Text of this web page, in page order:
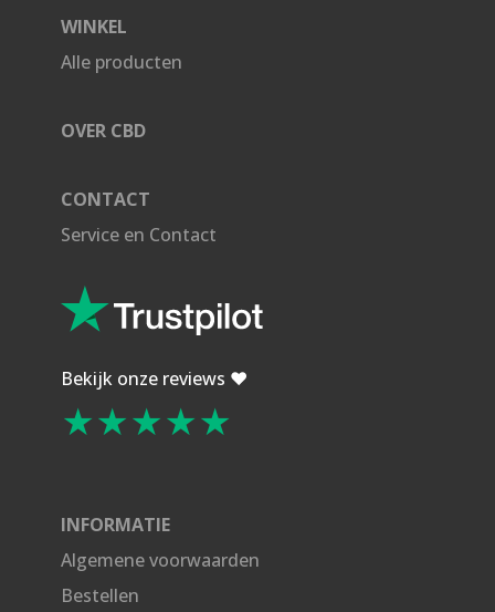
WINKEL
Alle producten
OVER CBD
CONTACT
Service en Contact
Bekijk onze reviews ❤️
★★★★★
INFORMATIE
Algemene voorwaarden
Bestellen